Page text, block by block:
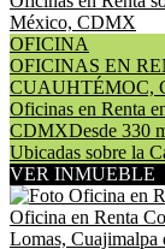
OFICINA
OFICINAS EN
CUAUHTÉMOC,
Oficinas en Renta
CDMXDesde 330
Ubicadas sobre la
VER INMUEBLE